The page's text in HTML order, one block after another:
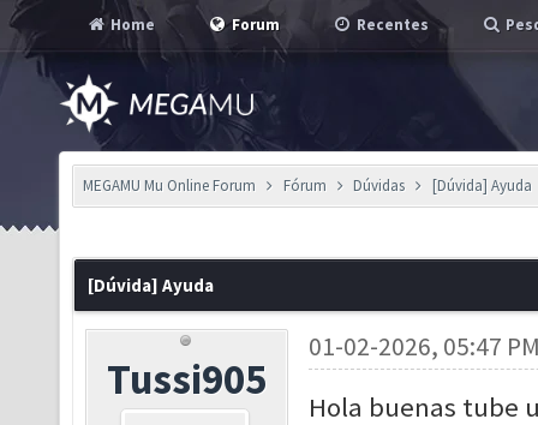
Home Forum Recentes
MEGAMU Mu Online Forum Fórum Dúvidas [Dúvida] Ayuda
[Dúvida] Ayuda
Tussi905
01-02-2026, 05:47
Hola buenas tube